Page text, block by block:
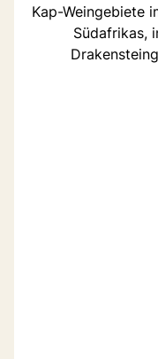
Kap-Weingebiete
Südafrikas,